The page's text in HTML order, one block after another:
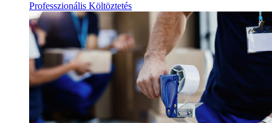
Professzionális Költöztetés